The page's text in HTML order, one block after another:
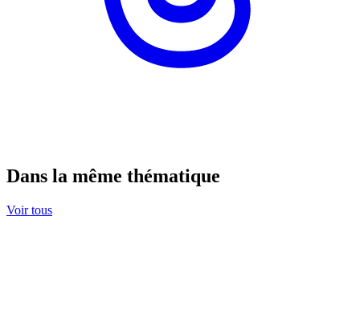
Dans la même thématique
Voir tous